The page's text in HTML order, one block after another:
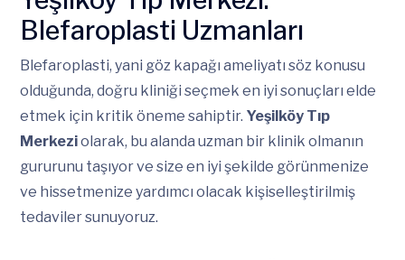
Blefaroplasti Uzmanları
Blefaroplasti, yani göz kapağı ameliyatı söz konusu
olduğunda, doğru kliniği seçmek en iyi sonuçları elde
etmek için kritik öneme sahiptir. Yeşilköy Tıp
Merkeziolarak, bu alanda uzman bir klinik olmanın
gururunu taşıyor ve size en iyi şekilde görünmenize
ve hissetmenize yardımcı olacak kişiselleştirilmiş
tedaviler sunuyoruz.